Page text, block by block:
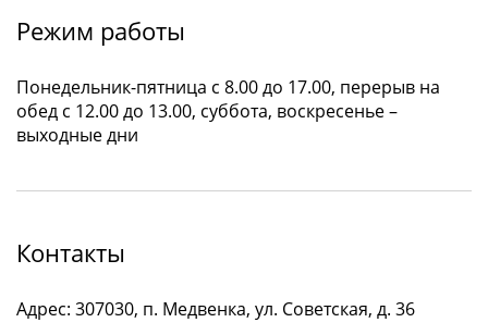
Режим работы
Понедельник-пятница с 8.00 до 17.00, перерыв на
обед с 12.00 до 13.00, суббота, воскресенье –
выходные дни
Контакты
Адрес: 307030, п. Медвенка, ул. Советская, д. 36